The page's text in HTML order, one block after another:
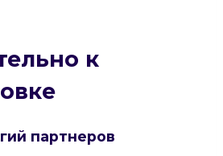
к
партнеров